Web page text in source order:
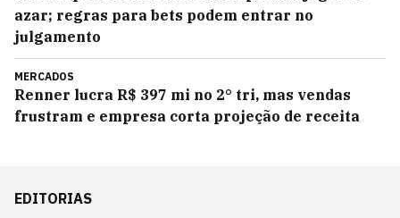
azar; regras para bets podem entrar no
julgamento
MERCADOS
Renner lucra R$ 397 mi no 2° tri, mas vendas
frustram e empresa corta projeção de receita
EDITORIAS